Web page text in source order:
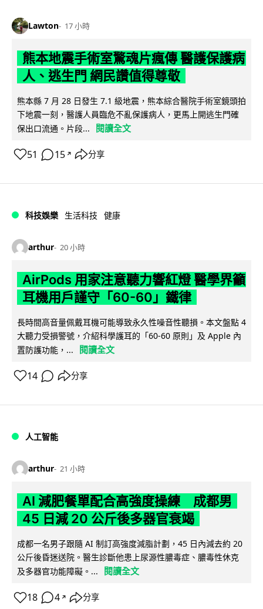
Lawton 17 小時
熊本地震手術室驚魂片瘋傳 醫護保護病
人、逃生門 網民讚值得尊敬
熊本縣 7 月 28 日發生 7.1 級地震，熊本綜合醫院手術室鏡頭拍
下地震一刻，醫護人員臨危不亂保護病人，更馬上開逃生門確
保出口流通。片段...
閱讀全文
51 15 ↗ 分享
科技娛樂 生活科技 健康
arthur 20 小時
AirPods 用家注意聽力響紅燈 醫學界籲
耳機用戶謹守「60-60」鐵律
長時間高音量佩戴耳機可能導致永久性噪音性聽損。本文盤點 4
大聽力受損警號，介紹科學護耳的「60-60 原則」及 Apple 內
置防護功能，...
閱讀全文
14 分享
人工智能
arthur 21 小時
AI 減肥餐單配合高強度操練 成都男
45 日減 20 公斤後多器官衰竭
成都一名男子跟隨 AI 制訂高強度減脂計劃，45 日內減去約 20
公斤後昏迷送院。醫生診斷他患上尿源性膿毒症、膿毒性休克
及多器官功能障礙。...
閱讀全文
18 4 ↗ 分享